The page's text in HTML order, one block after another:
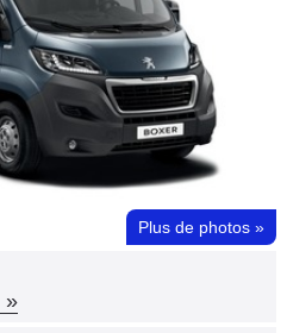
Plus de photos »
»